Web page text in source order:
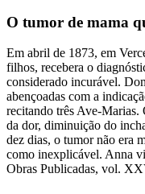
O tumor de mama
Em abril de 1873, em
filhos, recebera o
considerado incurável.
abençoadas com a
recitando três Ave-Marias.
da dor, diminuição do
dez dias, o tumor não era
como inexplicável. Anna
Obras Publicadas, vol.